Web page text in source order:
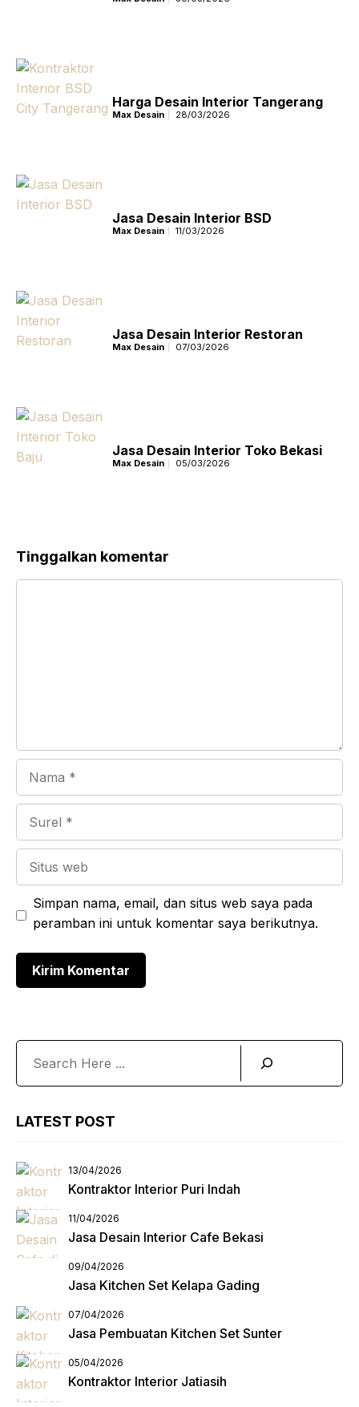
Harga Desain Interior Tangerang
Max Desain 28/03/2026
Jasa Desain Interior BSD
Max Desain 11/03/2026
Jasa Desain Interior Restoran
Max Desain 07/03/2026
Jasa Desain Interior Toko Bekasi
Max Desain 05/03/2026
Tinggalkan komentar
web
Simpan nama, email, dan situs web saya pada
peramban ini untuk komentar saya berikutnya.
Search
LATEST POST
13/04/2026
Kontraktor Interior Puri Indah
11/04/2026
Jasa Desain Interior Cafe Bekasi
09/04/2026
Jasa Kitchen Set Kelapa Gading
07/04/2026
Jasa Pembuatan Kitchen Set Sunter
05/04/2026
Kontraktor Interior Jatiasih